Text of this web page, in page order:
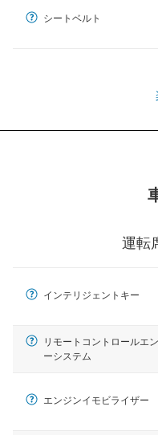
シートベルト
運転
インテリジェントキー
リモートコントロールエ
ーシステム
エンジンイモビライザー